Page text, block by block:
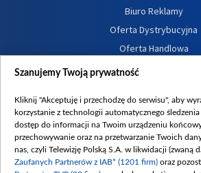
Biuro Reklamy
Oferta Dystrybucyjna
Oferta Handlowa
Dostępność
Procedura zgłoszeń
Szanujemy Twoją prywatność
Kliknij "Akceptuję i przechodzę do serwisu", aby
korzystanie z technologii automatycznego śledzenia
dostęp do informacji na Twoim urządzeniu
przechowywanie oraz na przetwarzanie Twoich
nas, czyli Telewizję Polską S.A. w likwidacji (zwaną
Zaufanych Partnerów z IAB* (1201 firm) oraz